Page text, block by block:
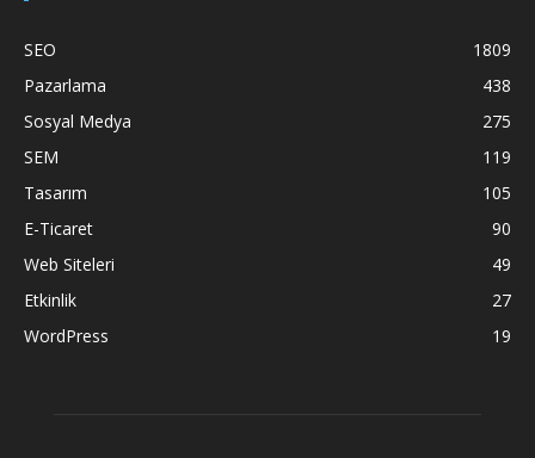
SEO
1809
Pazarlama
438
Sosyal Medya
275
SEM
119
Tasarım
105
E-Ticaret
90
Web Siteleri
49
Etkinlik
27
WordPress
19